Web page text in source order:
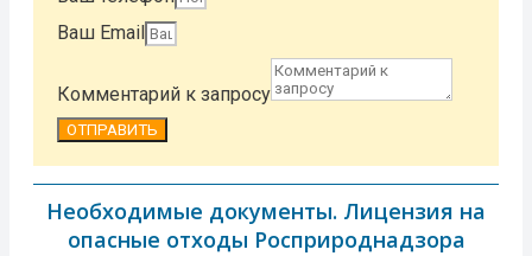
Ваш Email
Комментарий к запросу
ОТПРАВИТЬ
Необходимые документы. Лицензия на
опасные отходы Росприроднадзора